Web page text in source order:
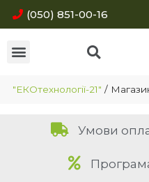
(050) 851-00-16
"ЕКОтехнології-21" /
Умови